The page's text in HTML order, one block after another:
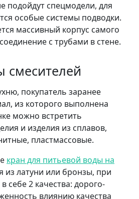
подойдут спецмодели, для
особые системы подводки.
массивный корпус самого
с трубами в стене.
смесителей
покупатель заранее
из которого выполнена
можно встретить
и изделия из сплавов,
пластмассовые.
кран для питьевой воды на
из латуни или бронзы, при
себе 2 качества: дорого-
влиянию качества